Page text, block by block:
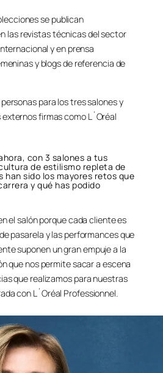
se publican
las revistas técnicas del sector
y en prensa
y blogs de referencia de
para los tres salones y
firmas como L´Oréal
con 3 salones a tus
de estilismo repleta de
han sido los mayores retos que
y qué has podido
el salón porque cada cliente es
pasarela y las performances que
suponen un gran empuje a la
que nos permite sacar a escena
que realizamos para nuestras
con L´Oréal Professionnel.